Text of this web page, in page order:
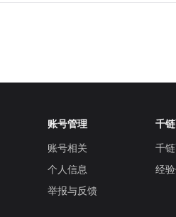
账号管理
账号相关
个人信息
举报与反馈
千
千
经